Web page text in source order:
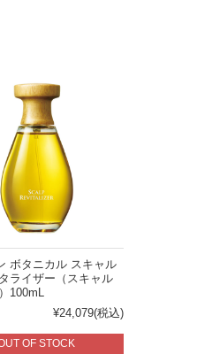
ボタニカル スキャル
ライザー（スキャル
100mL
¥24,079(税込)
OF STOCK